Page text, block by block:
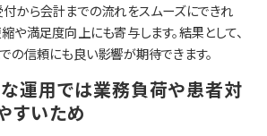
から会計までの流れをスムーズにできれ
や満足度向上にも寄与します。結果として、
の信頼にも良い影響が期待できます。
運用では業務負荷や患者対
すいため